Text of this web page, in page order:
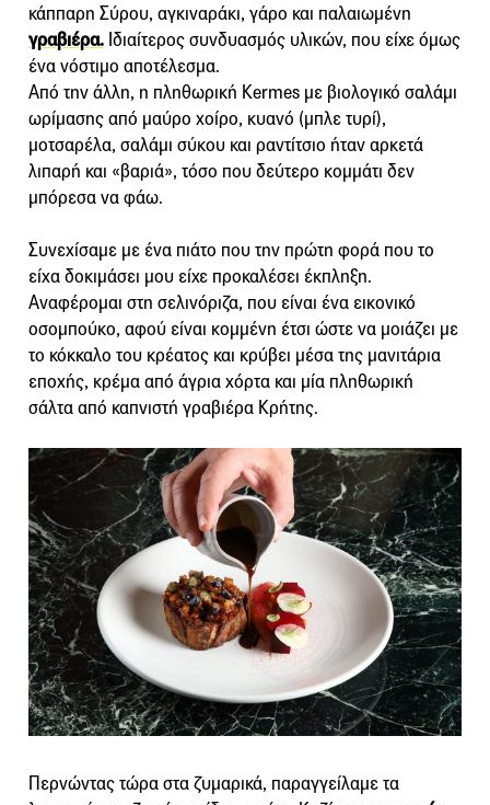
κάππαρη Σύρου, αγκιναράκι, γάρο και παλαιωμένη
γραβιέρα. Ιδιαίτερος συνδυασμός υλικών, που είχε όμως
ένα νόστιμο αποτέλεσμα.
Από την άλλη, η πληθωρική Kermes με βιολογικό σαλάμι
ωρίμασης από μαύρο χοίρο, κυανό (μπλε τυρί),
μοτσαρέλα, σαλάμι σύκου και ραντίτσιο ήταν αρκετά
λιπαρή και «βαριά», τόσο που δεύτερο κομμάτι δεν
μπόρεσα να φάω.
Συνεχίσαμε με ένα πιάτο που την πρώτη φορά που το
είχα δοκιμάσει μου είχε προκαλέσει έκπληξη.
Αναφέρομαι στη σελινόριζα, που είναι ένα εικονικό
οσομπούκο, αφού είναι κομμένη έτσι ώστε να μοιάζει με
το κόκκαλο του κρέατος και κρύβει μέσα της μανιτάρια
εποχής, κρέμα από άγρια χόρτα και μία πληθωρική
σάλτα από καπνιστή γραβιέρα Κρήτης.
Περνώντας τώρα στα ζυμαρικά, παραγγείλαμε τα